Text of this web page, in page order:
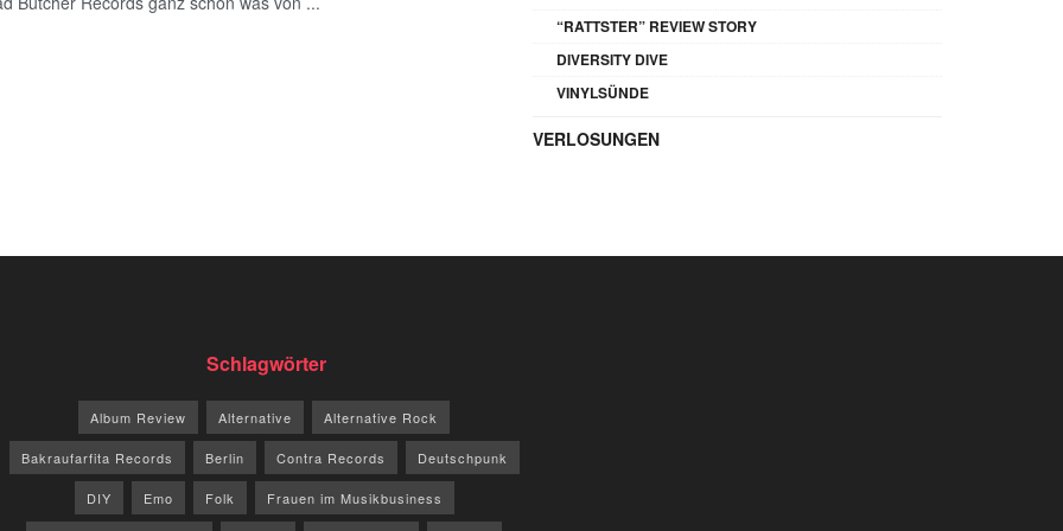
“RATTSTER” REVIEW STORY
DIVERSITY DIVE
VINYLSÜNDE
VERLOSUNGEN
Schlagwörter
Album Review Alternative Alternative Rock
Bakraufarfita Records Berlin Contra Records Deutschpunk
DIY Emo Folk Frauen im Musikbusiness